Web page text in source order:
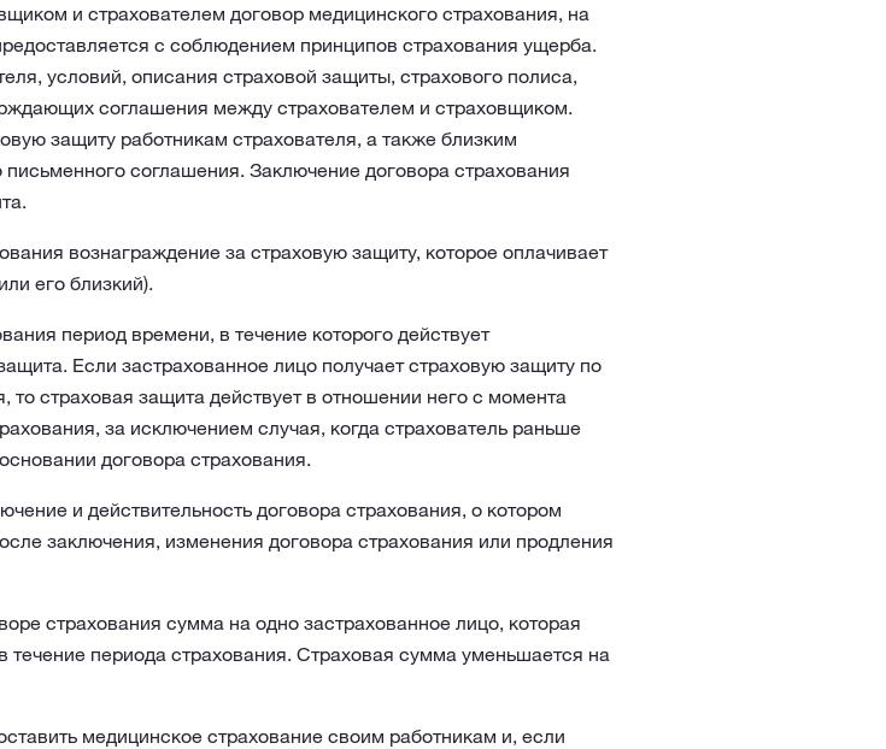
и страхователем договор медицинского страхования, на
с соблюдением принципов страхования ущерба.
условий, описания страховой защиты, страхового полиса,
соглашения между страхователем и страховщиком.
защиту работникам страхователя, а также близким
соглашения. Заключение договора страхования
вознаграждение за страховую защиту, которое оплачивает
его близкий).
период времени, в течение которого действует
Если застрахованное лицо получает страховую защиту по
то страховая защита действует в отношении него с момента
за исключением случая, когда страхователь раньше
договора страхования.
и действительность договора страхования, о котором
заключения, изменения договора страхования или продления
страхования сумма на одно застрахованное лицо, которая
периода страхования. Страховая сумма уменьшается на
медицинское страхование своим работникам и, если